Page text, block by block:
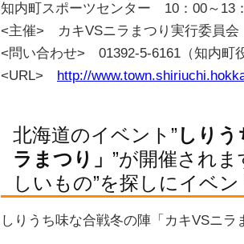
知内町スポーツセンター 10：00～13
<主催> カキVSニラまつり実行委員会
<問い合わせ> 01392-5-6161（知内町
<URL> http://
北海道のイベント”しり
ラまつり」 ”が開催され
しいもの”を探しにイベ
しりうち味な合戦冬の陣「カキVSニラ